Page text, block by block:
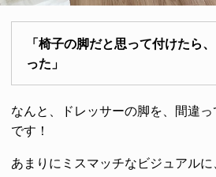
「椅子の脚だと思って付けたら
った」
なんと、ドレッサーの脚を、間違
です！
あまりにミスマッチなビジュアル